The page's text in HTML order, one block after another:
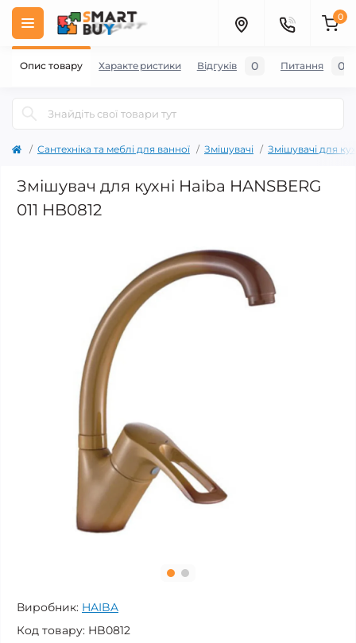
0
Сантехніка та меблі для ванної Змішувачі Змішувачі для
Змішувач для кухні Haiba HANSBERG
011 HB0812
Виробник: HAIBA
Код товару: HB0812
Опис товару Характеристики Відгуків 0 Питання 0